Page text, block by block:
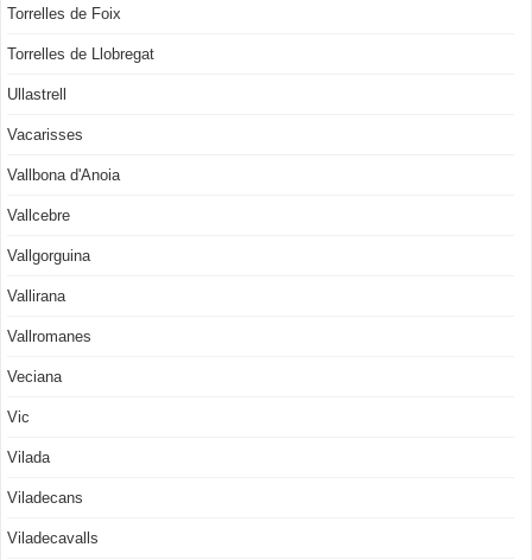
Torrelles de Foix
Torrelles de Llobregat
Ullastrell
Vacarisses
Vallbona d'Anoia
Vallcebre
Vallgorguina
Vallirana
Vallromanes
Veciana
Vic
Vilada
Viladecans
Viladecavalls